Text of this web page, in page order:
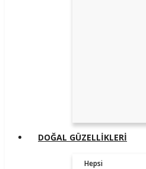
DOĞAL GÜZELLİKLERİ
Hepsi